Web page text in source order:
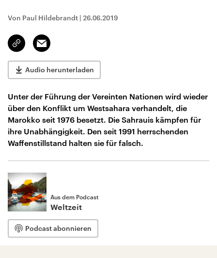
Von Paul Hildebrandt | 26.06.2019
Link
kopieren/teilen
Email
Audio herunterladen
Unter der Führung der Vereinten Nationen wird wieder
über den Konflikt um Westsahara verhandelt, die
Marokko seit 1976 besetzt. Die Sahrauis kämpfen für
ihre Unabhängigkeit. Den seit 1991 herrschenden
Waffenstillstand halten sie für falsch.
Aus dem Podcast
Weltzeit
Podcast abonnieren